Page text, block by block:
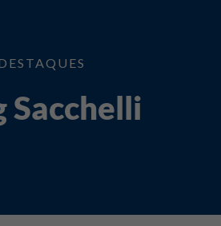
Sacchelli